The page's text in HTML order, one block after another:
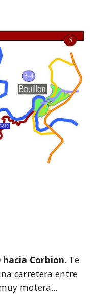
hacia Corbion. Te
carretera entre
motera...